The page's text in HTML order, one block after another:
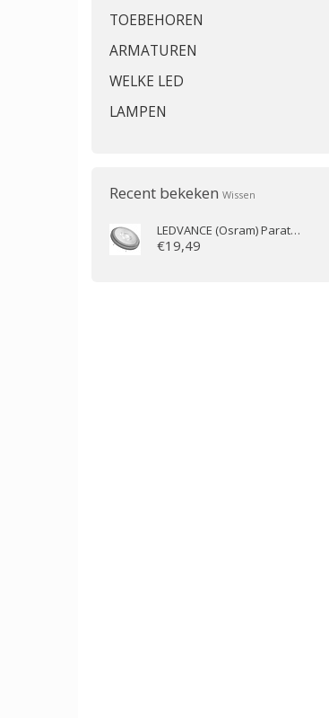
TOEBEHOREN
ARMATUREN
WELKE LED
LAMPEN
Recent bekeken Wissen
LEDVANCE (Osram)Parathom Pro AR111 7.4W/927 24D
€19,49